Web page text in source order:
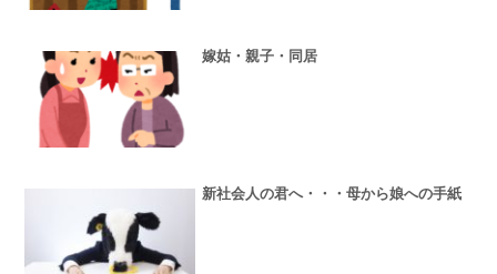
嫁姑・親子・同居
新社会人の君へ・・・母から娘への手紙